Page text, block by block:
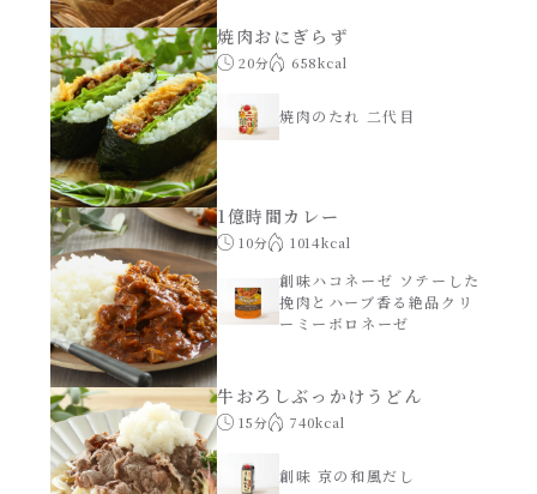
グラタン/ドリア
シャンタン粉末（シャンタンチーズニングを
含む）
パウチのまんまシリーズ
だしまろ麺
シャンタン鍋
おもてなし
すき焼のたれ
焼肉のたれ 初代
焼肉のたれ 二代目
やみつききゃべつの塩たれ
だしまろ酢
聖護院かぶらのもみじおろしぽん酢
ハコネーゼ 完熟トマト
焼肉おにぎらず
20分 658kcal
焼肉のたれ 二代目
1億時間カレー
10分 1014kcal
創味ハコネーゼ ソテーした
挽肉とハーブ香る絶品クリ
ーミーボロネーゼ
牛おろしぶっかけうどん
15分 740kcal
創味 京の和風だし